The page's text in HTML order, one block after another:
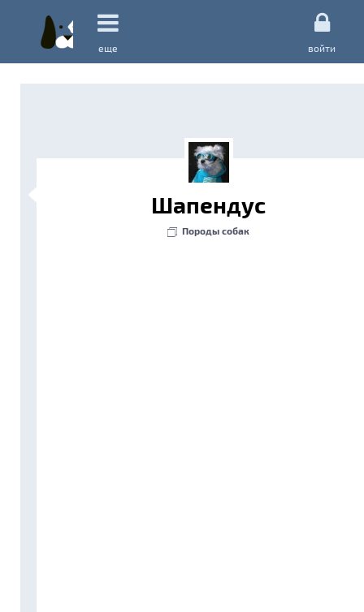
еще войти
Шапендус
Породы собак